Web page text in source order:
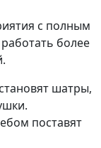
с полным
более
шатры,
поставят